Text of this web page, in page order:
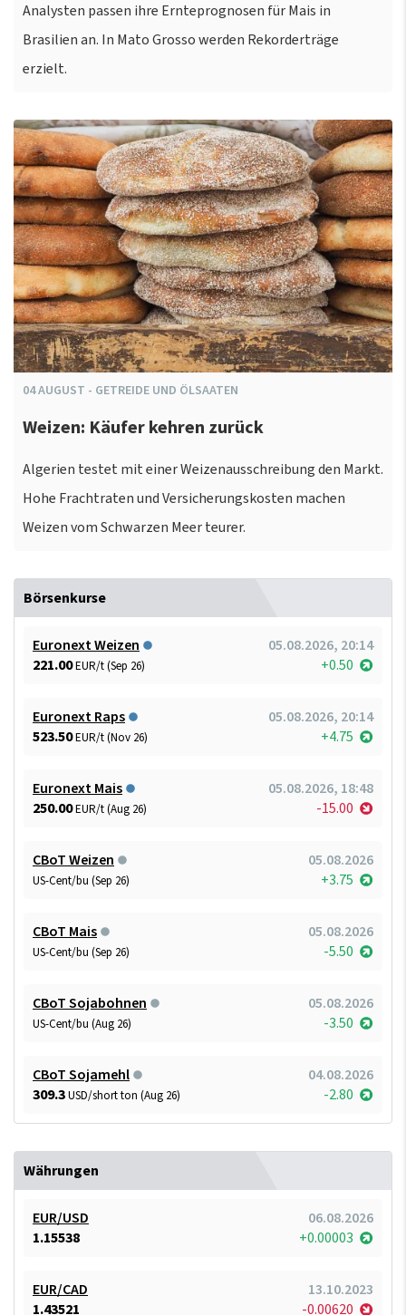
Analysten passen ihre Ernteprognosen für Mais in
Brasilien an. In Mato Grosso werden Rekorderträge
erzielt.
04AUGUST - GETREIDE UND ÖLSAATEN
Weizen: Käufer kehren zurück
Algerien testet mit einer Weizenausschreibung den Markt.
Hohe Frachtraten und Versicherungskosten machen
Weizen vom Schwarzen Meer teurer.
Börsenkurse
Euronext Weizen
05.08.2026, 20:14
221.00EUR/t (Sep 26) +0.50
Euronext Raps
05.08.2026, 20:14
523.50EUR/t (Nov 26) +4.75
Euronext Mais
05.08.2026, 18:48
250.00EUR/t (Aug 26) -15.00
CBoT Weizen 05.08.2026
US-Cent/bu (Sep 26) +3.75
CBoT Mais 05.08.2026
US-Cent/bu (Sep 26) -5.50
CBoT Sojabohnen 05.08.2026
US-Cent/bu (Aug 26) -3.50
CBoT Sojamehl
04.08.2026
309.3USD/short ton (Aug 26) -2.80
Währungen
EUR/USD
06.08.2026
1.15538
+0.00003
EUR/CAD
13.10.2023
1.43521
-0.00620